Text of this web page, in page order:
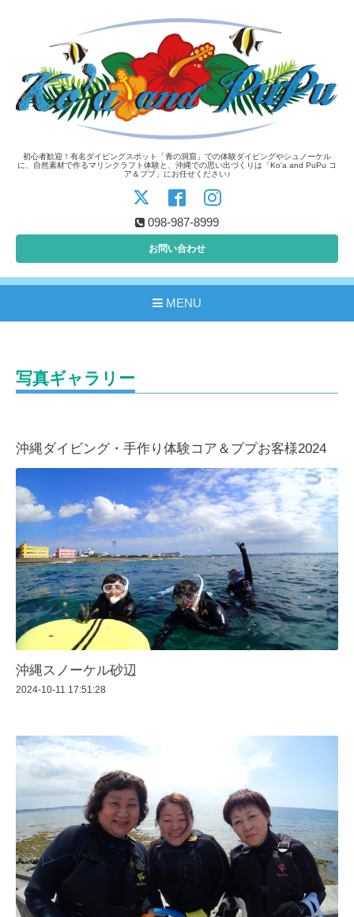
初心者歓迎！有名ダイビングスポット「青の洞窟」での体験ダイビングやシュノーケル
に、自然素材で作るマリンクラフト体験と、沖縄での思い出づくりは「Ko'a and PuPu コ
ア＆ププ」にお任せください♪
098-987-8999
お問い合わせ
MENU
写真ギャラリー
沖縄ダイビング・手作り体験コア＆ププお客様2024
沖縄スノーケル砂辺
2024-10-11 17:51:28